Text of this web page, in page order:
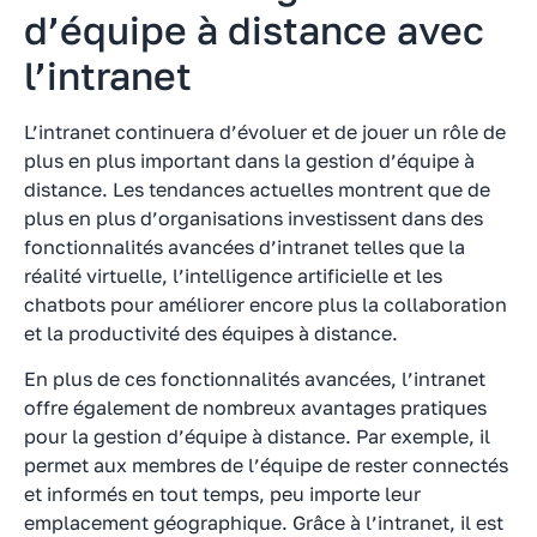
d’équipe à distance avec
l’intranet
L’intranet continuera d’évoluer et de jouer un rôle de
plus en plus important dans la gestion d’équipe à
distance. Les tendances actuelles montrent que de
plus en plus d’organisations investissent dans des
fonctionnalités avancées d’intranet telles que la
réalité virtuelle, l’intelligence artificielle et les
chatbots pour améliorer encore plus la collaboration
et la productivité des équipes à distance.
En plus de ces fonctionnalités avancées, l’intranet
offre également de nombreux avantages pratiques
pour la gestion d’équipe à distance. Par exemple, il
permet aux membres de l’équipe de rester connectés
et informés en tout temps, peu importe leur
emplacement géographique. Grâce à l’intranet, il est